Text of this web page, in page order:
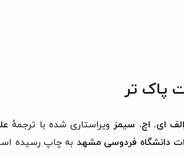
پاک تر
ای. اچ. سیمز ویراستاری شده با ترجمهٔ
دانشگاه فردوسی مشهد به چاپ رسیده